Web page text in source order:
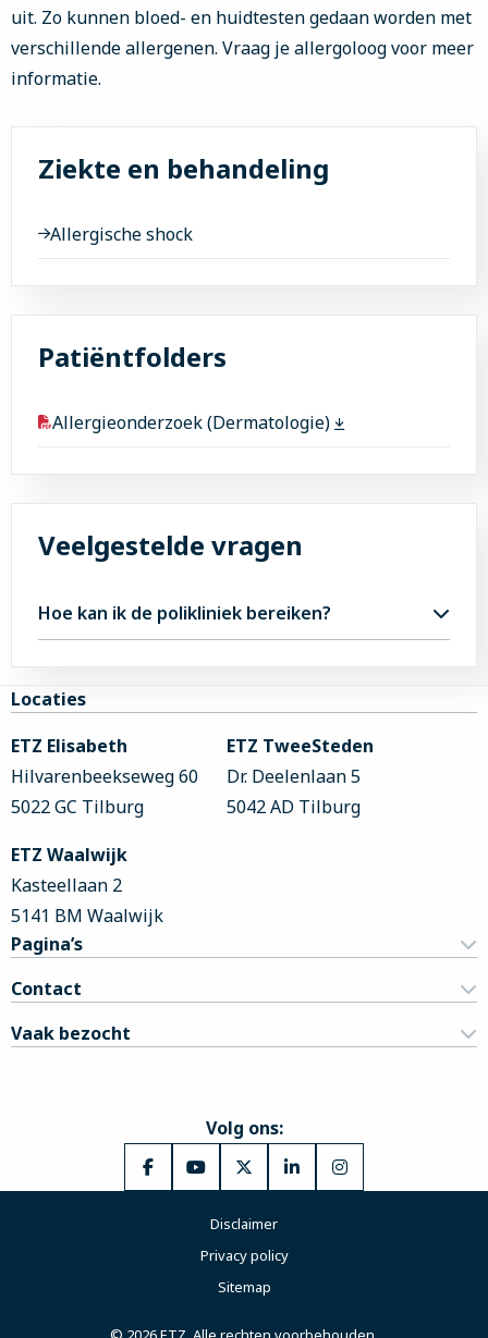
uit. Zo kunnen bloed- en huidtesten gedaan worden met
verschillende allergenen. Vraag je allergoloog voor meer
informatie.
Ziekte en behandeling
Allergische shock
Patiëntfolders
Allergieonderzoek (Dermatologie)
Veelgestelde vragen
Hoe kan ik de polikliniek bereiken?
Site
footer
Locaties
ETZ Elisabeth
Hilvarenbeekseweg 60
5022 GC Tilburg
ETZ TweeSteden
Dr. Deelenlaan 5
5042 AD Tilburg
ETZ Waalwijk
Kasteellaan 2
5141 BM Waalwijk
Pagina’s
Contact
Vaak bezocht
Volg ons:
Ga
Facebook
Ga
YouTube
Ga
X
Ga
Ga
Disclaimer
Privacy policy
Sitemap